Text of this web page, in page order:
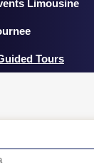
Limousine
Tours